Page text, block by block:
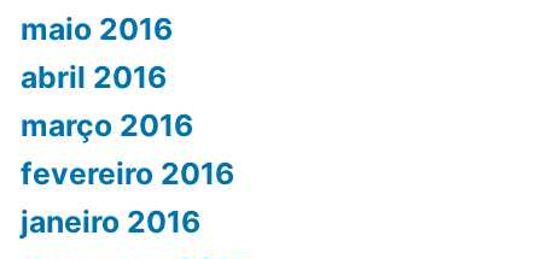
maio 2016
abril 2016
março 2016
fevereiro 2016
janeiro 2016